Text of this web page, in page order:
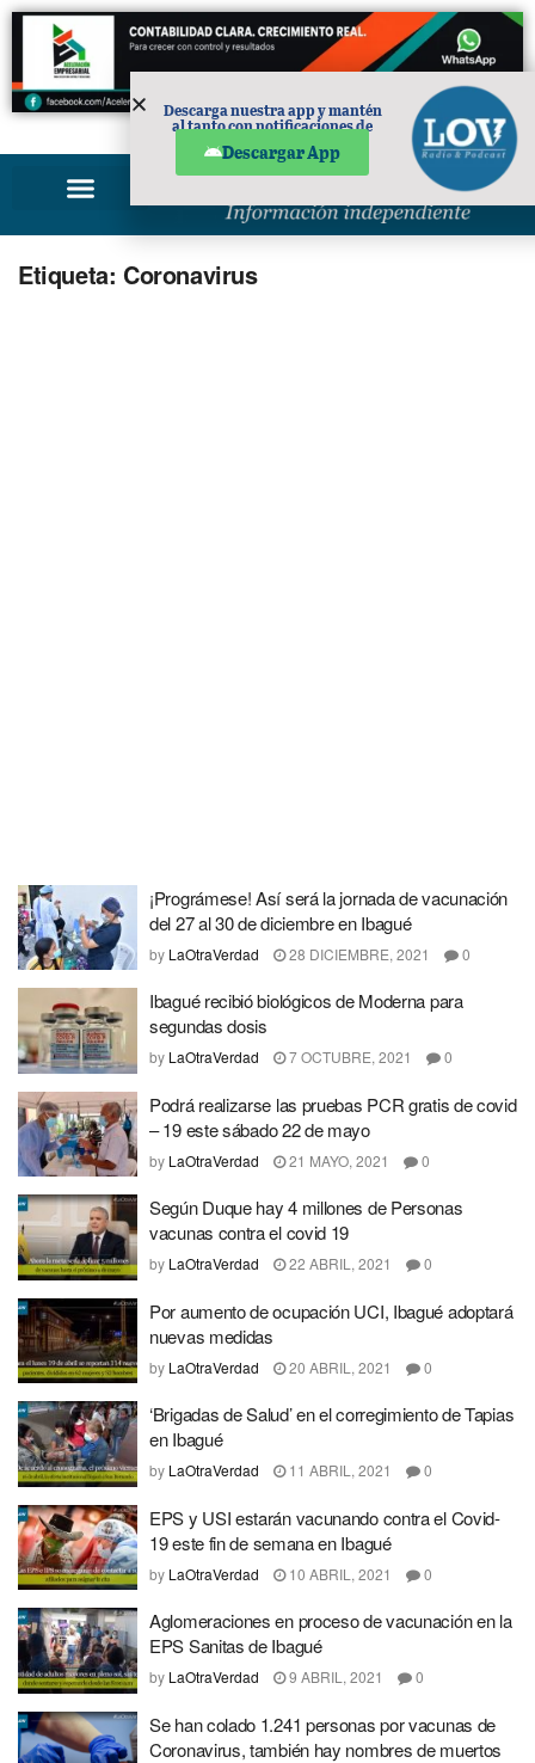
PUBLICIDAD
Etiqueta: Coronavirus
¡Prográmese! Así será la jornada de vacunación
del 27 al 30 de diciembre en Ibagué
by LaOtraVerdad 28 DICIEMBRE, 2021 0
Ibagué recibió biológicos de Moderna para
segundas dosis
by LaOtraVerdad 7 OCTUBRE, 2021 0
Podrá realizarse las pruebas PCR gratis de covid
– 19 este sábado 22 de mayo
by LaOtraVerdad 21 MAYO, 2021 0
Según Duque hay 4 millones de Personas
vacunas contra el covid 19
by LaOtraVerdad 22 ABRIL, 2021 0
Por aumento de ocupación UCI, Ibagué adoptará
nuevas medidas
by LaOtraVerdad 20 ABRIL, 2021 0
‘Brigadas de Salud’ en el corregimiento de Tapias
en Ibagué
by LaOtraVerdad 11 ABRIL, 2021 0
EPS y USI estarán vacunando contra el Covid-
19 este fin de semana en Ibagué
by LaOtraVerdad 10 ABRIL, 2021 0
Aglomeraciones en proceso de vacunación en la
EPS Sanitas de Ibagué
by LaOtraVerdad 9 ABRIL, 2021 0
Se han colado 1.241 personas por vacunas de
Coronavirus, también hay nombres de muertos
Descarga nuestra app y mantén
al tanto con notificaciones de
Descargar App